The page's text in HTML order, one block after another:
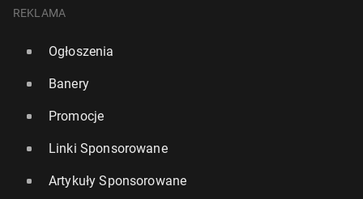
REKLAMA
Ogłoszenia
Banery
Promocje
Linki Sponsorowane
Artykuły Sponsorowane